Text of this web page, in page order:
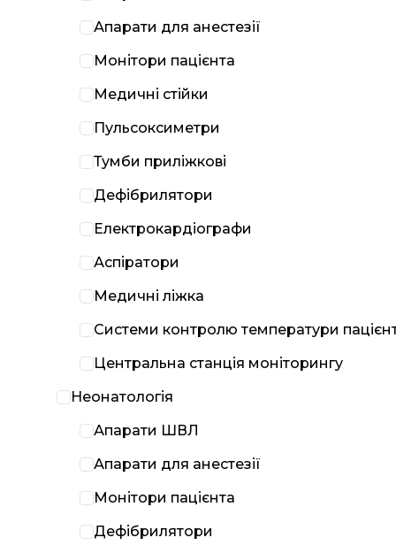
Апарати для анестезії
Монітори пацієнта
Медичні стійки
Пульсоксиметри
Тумби приліжкові
Дефібрилятори
Електрокардіографи
Аспіратори
Медичні ліжка
Системи контролю температури
Центральна станція моніторингу
Неонатологія
Апарати ШВЛ
Апарати для анестезії
Монітори пацієнта
Дефібрилятори